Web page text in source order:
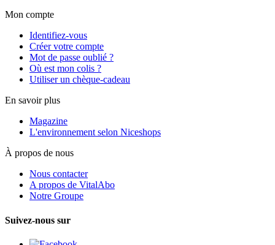
Mon compte
Identifiez-vous
Créer votre compte
Mot de passe oublié ?
Où est mon colis ?
Utiliser un chèque-cadeau
En savoir plus
Magazine
L'environnement selon Niceshops
À propos de nous
Nous contacter
A propos de VitalAbo
Notre Groupe
Suivez-nous sur